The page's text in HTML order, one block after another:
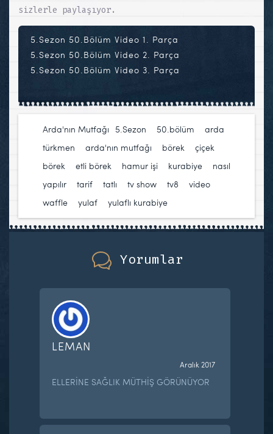
sizlerle paylaşıyor.
5.Sezon 50.Bölüm Video 1. Parça
5.Sezon 50.Bölüm Video 2. Parça
5.Sezon 50.Bölüm Video 3. Parça
Arda'nın Mutfağı 5.Sezon 50.bölüm
arda
türkmen
arda'nın mutfağı börek
çiçek
börek
etli börek hamur işi kurabiye
nasıl
yapılır
tarif tatlı tv show tv8 video
waffle
yulaf yulaflı kurabiye
Yorumlar
LEMAN
Aralık 2017
ELLERİNE SAĞLIK MÜTHİŞ GÖRÜNÜYOR